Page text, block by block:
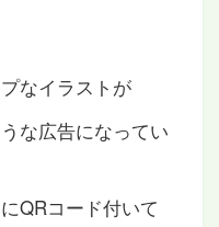
なイラストが
な広告になってい
QRコード付いて